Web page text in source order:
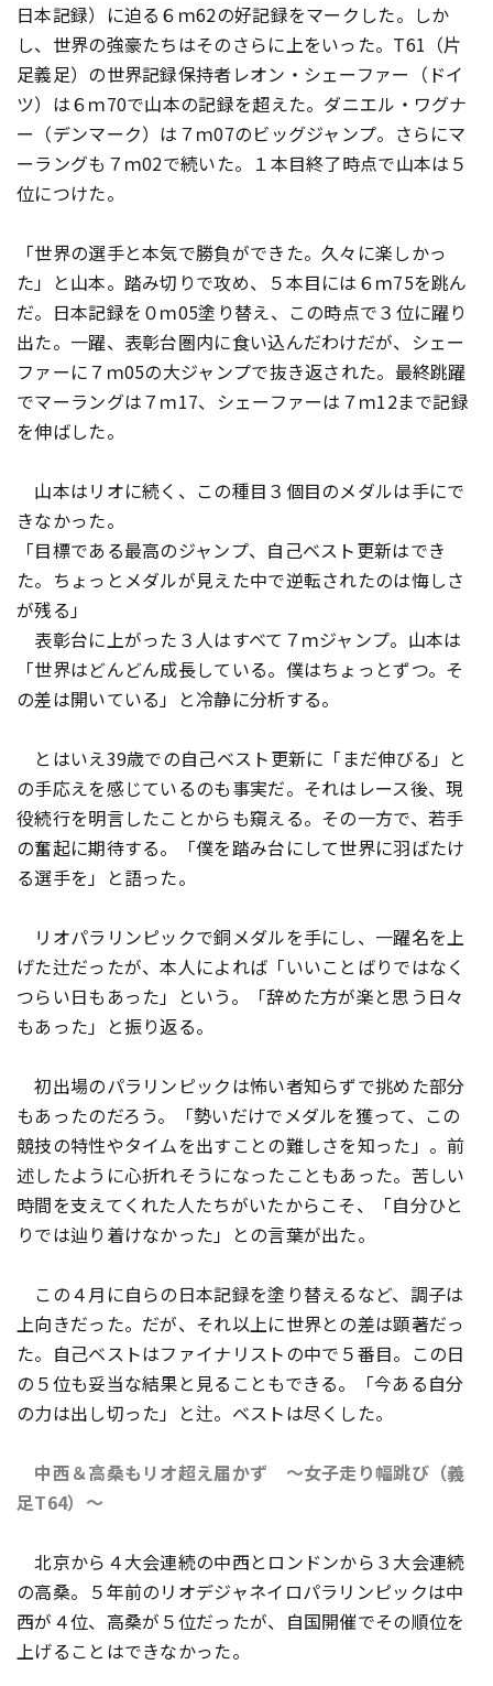
日本記録）に迫る６ｍ62の好記録をマークした。しか
し、世界の強豪たちはそのさらに上をいった。T61（片
足義足）の世界記録保持者レオン・シェーファー（ドイ
ツ）は６ｍ70で山本の記録を超えた。ダニエル・ワグナ
ー（デンマーク）は７ｍ07のビッグジャンプ。さらにマ
ーラングも７ｍ02で続いた。１本目終了時点で山本は５
位につけた。
「世界の選手と本気で勝負ができた。久々に楽しかっ
た」と山本。踏み切りで攻め、５本目には６ｍ75を跳ん
だ。日本記録を０ｍ05塗り替え、この時点で３位に躍り
出た。一躍、表彰台圏内に食い込んだわけだが、シェー
ファーに７ｍ05の大ジャンプで抜き返された。最終跳躍
でマーラングは７ｍ17、シェーファーは７ｍ12まで記録
を伸ばした。
山本はリオに続く、この種目３個目のメダルは手にで
きなかった。
「目標である最高のジャンプ、自己ベスト更新はでき
た。ちょっとメダルが見えた中で逆転されたのは悔しさ
が残る」
表彰台に上がった３人はすべて７ｍジャンプ。山本は
「世界はどんどん成長している。僕はちょっとずつ。そ
の差は開いている」と冷静に分析する。
とはいえ39歳での自己ベスト更新に「まだ伸びる」と
の手応えを感じているのも事実だ。それはレース後、現
役続行を明言したことからも窺える。その一方で、若手
の奮起に期待する。「僕を踏み台にして世界に羽ばたけ
る選手を」と語った。
リオパラリンピックで銅メダルを手にし、一躍名を上
げた辻だったが、本人によれば「いいことばりではなく
つらい日もあった」という。「辞めた方が楽と思う日々
もあった」と振り返る。
初出場のパラリンピックは怖い者知らずで挑めた部分
もあったのだろう。「勢いだけでメダルを獲って、この
競技の特性やタイムを出すことの難しさを知った」。前
述したように心折れそうになったこともあった。苦しい
時間を支えてくれた人たちがいたからこそ、「自分ひと
りでは辿り着けなかった」との言葉が出た。
この４月に自らの日本記録を塗り替えるなど、調子は
上向きだった。だが、それ以上に世界との差は顕著だっ
た。自己ベストはファイナリストの中で５番目。この日
の５位も妥当な結果と見ることもできる。「今ある自分
の力は出し切った」と辻。ベストは尽くした。
中西＆高桑もリオ超え届かず ～女子走り幅跳び（義
足T64）～
北京から４大会連続の中西とロンドンから３大会連続
の高桑。５年前のリオデジャネイロパラリンピックは中
西が４位、高桑が５位だったが、自国開催でその順位を
上げることはできなかった。